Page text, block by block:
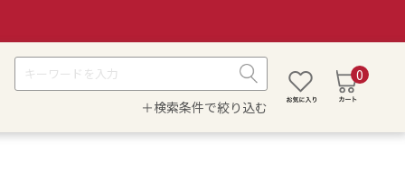
＋検索条件で絞り込む
0